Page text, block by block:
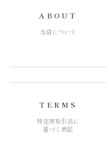
ABOUT
当店について
TERMS
特定商取引法に
基づく表記